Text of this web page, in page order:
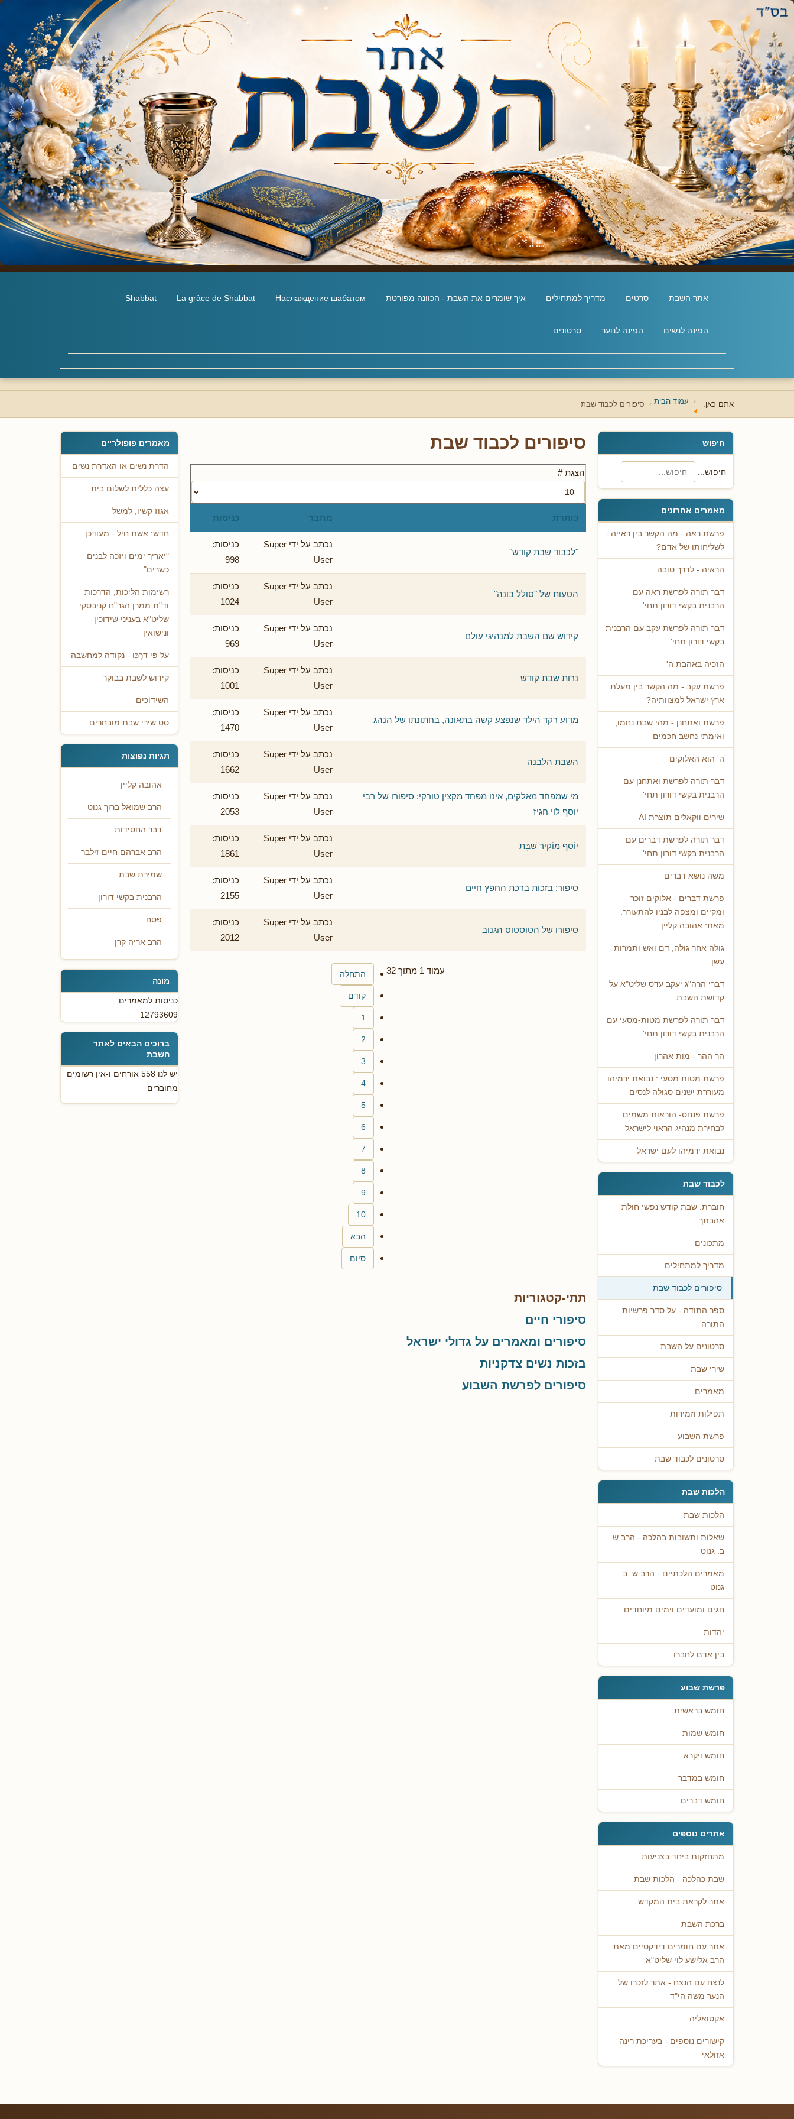
אתר השבת סרטים מדריך למתחילים איך שומרים את השבת - הכוונה מפורטת Наслаждение шабатом
La grâce de Shabbat
Shabbat
הפינה לנשים הפינה לנוער סרטונים
אתם כאן: עמוד הבית סיפורים לכבוד שבת
חיפוש
חיפוש...
מאמרים אחרונים
פרשת ראה - מה הקשר בין ראייה -
לשליחותו של אדם?
הראיה - לדרך טובה
דבר תורה לפרשת ראה עם
הרבנית בקשי דורון תחי'
דבר תורה לפרשת עקב עם הרבנית
בקשי דורון תחי'
הזכיה באהבת ה'
פרשת עקב - מה הקשר בין מעלת
ארץ ישראל למצוותיה?
פרשת ואתחנן - מהי שבת נחמו,
ואימתי נחשב חכמים
ה' הוא האלוקים
דבר תורה לפרשת ואתחנן עם
הרבנית בקשי דורון תחי'
שירים ווקאלים תוצרת AI
דבר תורה לפרשת דברים עם
הרבנית בקשי דורון תחי'
משה נושא דברים
פרשת דברים - אלוקים זוכר
ומקיים ומצפה לבניו להתעורר.
מאת: אהובה קליין
גולה אחר גולה, דם ואש ותמרות
עשן
דברי הרה"ג יעקב עדס שליט"א על
קדושת השבת
דבר תורה לפרשת מטות-מסעי עם
הרבנית בקשי דורון תחי'
הר ההר - מות אהרון
פרשת מטות מסעי : נבואת ירמיהו
מעוררת ישנים סגולה לנסים
פרשת פנחס- הוראות משמים
לבחירת מנהיג הראוי לישראל
נבואת ירמיהו לעם ישראל
לכבוד שבת
חוברת: שבת קודש נפשי חולת
אהבתך
מתכונים
מדריך למתחילים
סיפורים לכבוד שבת
ספר התודה - על סדר פרשיות
התורה
סרטונים על השבת
שירי שבת
מאמרים
תפילות וזמירות
פרשת השבוע
סרטונים לכבוד שבת
הלכות שבת
הלכות שבת
שאלות ותשובות בהלכה - הרב ש.
ב. גנוט
מאמרים הלכתיים - הרב ש. ב.
גנוט
חגים ומועדים וימים מיוחדים
יהדות
בין אדם לחברו
פרשת שבוע
חומש בראשית
חומש שמות
חומש ויקרא
חומש במדבר
חומש דברים
אתרים נוספים
מתחזקות ביחד בצניעות
שבת כהלכה - הלכות שבת
אתר לקראת בית המקדש
ברכת השבת
אתר עם חומרים דידקטיים מאת
הרב אלישע לוי שליט"א
לנצח עם הנצח - אתר לזכרו של
הנער משה הי"ד
אקטואליה
קישורים נוספים - בעריכת רינה
אזולאי
סיפורים לכבוד שבת
הצגת #
כותרת מחבר כניסות
"לכבוד שבת קודש"
נכתב על ידי Super
User
כניסות:
998
הטעות של "סולל בונה"
נכתב על ידי Super
User
כניסות:
1024
קידוש שם השבת למנהיגי עולם
נכתב על ידי Super
User
כניסות:
969
נרות שבת קודש
נכתב על ידי Super
User
כניסות:
1001
מדוע רקד הילד שנפצע קשה בתאונה, בחתונתו של הנהג
נכתב על ידי Super
User
כניסות:
1470
השבת הלבנה
נכתב על ידי Super
User
כניסות:
1662
מי שמפחד מאלקים, אינו מפחד מקצין טורקי: סיפורו של רבי
יוסף לוי חגיז
נכתב על ידי Super
User
כניסות:
2053
יוֹסֵף מוֹקִיר שַׁבָּת
נכתב על ידי Super
User
כניסות:
1861
סיפור: בזכות ברכת החפץ חיים
נכתב על ידי Super
User
כניסות:
2155
סיפורו של הטוסטוס הגנוב
נכתב על ידי Super
User
כניסות:
2012
עמוד 1 מתוך 32 התחלה
קודם
1
2
3
4
5
6
7
8
9
10
הבא
סיום
תתי-קטגוריות
סיפורי חיים
סיפורים ומאמרים על גדולי ישראל
בזכות נשים צדקניות
סיפורים לפרשת השבוע
מאמרים פופולריים
הדרת נשים או האדרת נשים
עצה כללית לשלום בית
אגוז קשיו, למשל
חדש: אשת חיל - מעודכן
"יאריך ימים ויזכה לבנים
כשרים"
רשימות הליכות, הדרכות
וד"ת ממרן הגר"ח קניבסקי
שליט"א בעניני שידוכין
ונישואין
עַל פִּי דַרְכּוֹ - נקודה למחשבה
קידוש לשבת בבוקר
השידוכים
סט שירי שבת מובחרים
תגיות נפוצות
אהובה קליין
הרב שמואל ברוך גנוט
דבר החסידות
הרב אברהם חיים זילבר
שמירת שבת
הרבנית בקשי דורון
פסח
הרב אריה קרן
מונה
כניסות למאמרים
12793609
ברוכים הבאים לאתר
השבת
יש לנו 558 אורחים ו-אין רשומים
מחוברים